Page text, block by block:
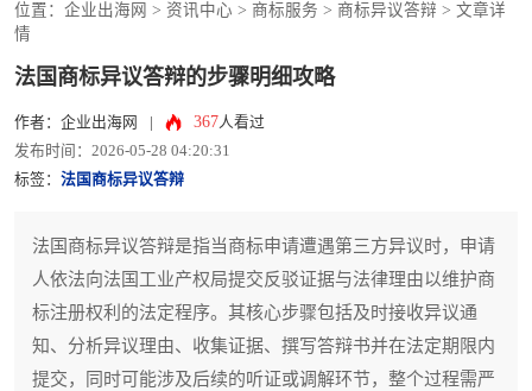
位置： 企业出海网 > 资讯中心 > 商标服务 > 商标异议答辩 > 文章详
情
法国商标异议答辩的步骤明细攻略
作者：企业出海网 367人看过
发布时间：2026-05-28 04:20:31
标签： 法国商标异议答辩
法国商标异议答辩是指当商标申请遭遇第三方异议时，申请
人依法向法国工业产权局提交反驳证据与法律理由以维护商
标注册权利的法定程序。其核心步骤包括及时接收异议通
知、分析异议理由、收集证据、撰写答辩书并在法定期限内
提交，同时可能涉及后续的听证或调解环节，整个过程需严